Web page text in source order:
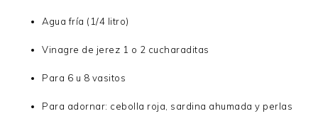
Agua fría (1/4 litro)
Vinagre de jerez 1 o 2 cucharaditas
Para 6 u 8 vasitos
Para adornar: cebolla roja, sardina ahumada y perlas